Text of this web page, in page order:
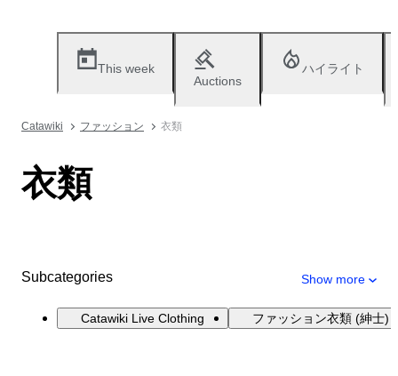
This week
Auctions
ハイライト
Catawiki ファッション 衣類
衣類
Subcategories Show more
Catawiki Live Clothing ファッション衣類 (紳士)